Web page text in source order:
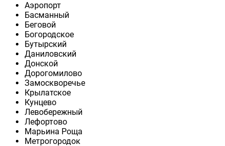
Аэропорт
Басманный
Беговой
Богородское
Бутырский
Даниловский
Донской
Дорогомилово
Замоскворечье
Крылатское
Кунцево
Левобережный
Лефортово
Марьина Роща
Метрогородок